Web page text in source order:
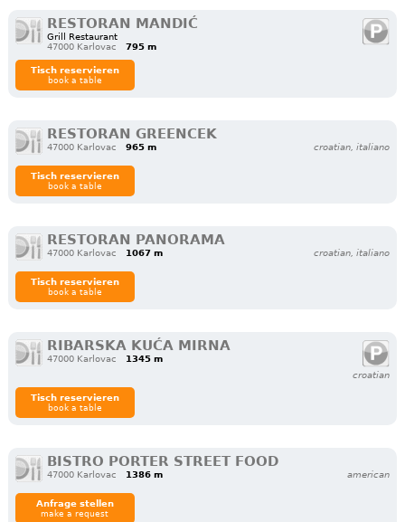
RESTORAN MANDIĆ
Grill Restaurant
47000 Karlovac
795 m
Tisch reservieren
book a table
RESTORAN GREENCEK
47000 Karlovac 965 m croatian, italiano
Tisch reservieren
book a table
RESTORAN PANORAMA
47000 Karlovac 1067 m croatian, italiano
Tisch reservieren
book a table
RIBARSKA KUĆA MIRNA
47000 Karlovac
1345 m
croatian
Tisch reservieren
book a table
BISTRO PORTER STREET FOOD
47000 Karlovac 1386 m american
Anfrage stellen
make a request